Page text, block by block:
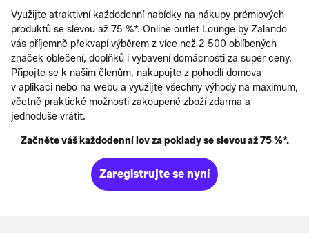
Využijte atraktivní každodenní nabídky na nákupy prémiových
produktů se slevou až 75 %*. Online outlet Lounge by Zalando
vás příjemně překvapí výběrem z více než 2 500 oblíbených
značek oblečení, doplňků i vybavení domácnosti za super ceny.
Připojte se k našim členům, nakupujte z pohodlí domova
v aplikaci nebo na webu a využijte všechny výhody na maximum,
včetně praktické možnosti zakoupené zboží zdarma a
jednoduše vrátit.
Začněte váš každodenní lov za poklady se slevou až 75 %*.
Zaregistrujte se nyní